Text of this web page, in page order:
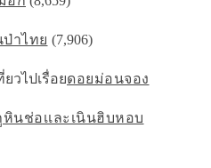
ป่าไทย (7,906)
ดอยม่อนจอง
นช่อเเละเนินฮิบหอบ